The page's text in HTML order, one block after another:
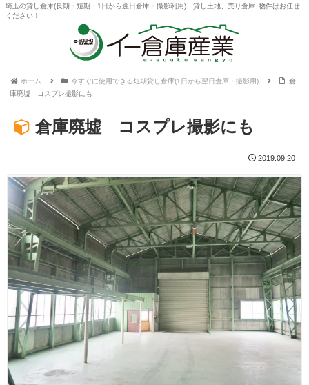
埼玉の貸し倉庫(長期・短期・1日から翌日倉庫・撮影利用)、貸し土地、売り倉庫･物件はお任せ
ください！
ホーム 今すぐに使用できる短期貸し倉庫(1日から翌日倉庫・撮影用)
倉
庫廃墟 コスプレ撮影にも
倉庫廃墟 コスプレ撮影にも
2019.09.20